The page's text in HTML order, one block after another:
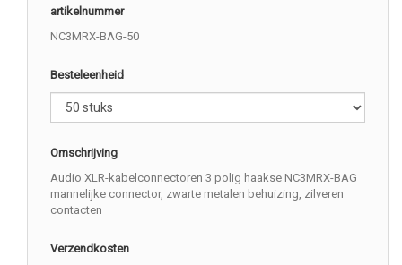
artikelnummer
NC3MRX-BAG-50
Besteleenheid
Omschrijving
Audio XLR-kabelconnectoren 3 polig haakse NC3MRX-BAG
mannelijke connector, zwarte metalen behuizing, zilveren
contacten
Verzendkosten